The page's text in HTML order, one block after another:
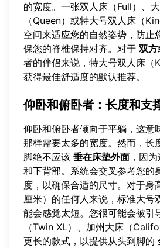
的宽度。一张双人床（Full）、
（Queen）或特大号双人床（
空间来适应您的自然姿势，防止
保您的脊椎保持对齐。对于 双方
者的伴侣来说，特大号双人床（
获得最佳舒适度的默认推荐。
仰卧和俯卧者：长度和支
仰卧和俯卧者倾向于平躺，这意
那样需要太多的宽度。然而，长
脚绝不应该 垂在床垫外面 ，因
和下背部。系统会交叉参考您的
度，以确保合适的尺寸。对于身
厘米）的任何人来说，标准大号
能会感觉太短。您很可能会被引
（Twin XL）、加州大床（
更长的款式，以提供从头到脚的